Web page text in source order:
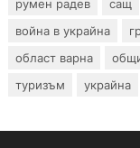
румен радев
сащ
война в украйна
област варна
туризъм
украйна